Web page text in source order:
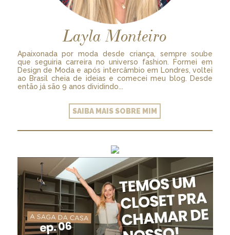
Layla Monteiro
Apaixonada por moda desde criança, sempre soube
que seguiria carreira no universo fashion. Formei em
Design de Moda e após intercâmbio em Londres, voltei
ao Brasil cheia de ideias e comecei meu blog. Desde
então já são 9 anos dividindo...
SAIBA MAIS SOBRE MIM